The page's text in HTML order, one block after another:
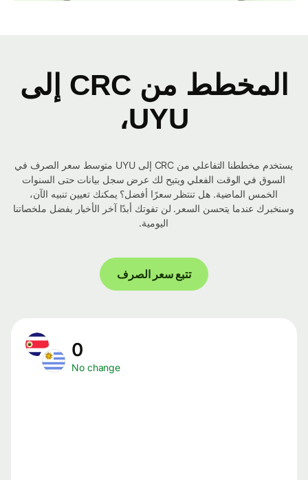
المخطط من CRC إلى
UYU،
يستخدم مخططنا التفاعلي من CRC إلى UYU متوسط ​​سعر الصرف في
السوق في الوقت الفعلي ويتيح لك عرض سجل بيانات حتى السنوات
الخمس الماضية. هل تنتظر سعرًا أفضل؟ يمكنك تعيين تنبيه الآن،
وسنخبرك عندما يتحسن السعر. لن تفوتك أبدًا آخر الأخبار بفضل ملخصاتنا
اليومية.
تتبع سعر الصرف
No change